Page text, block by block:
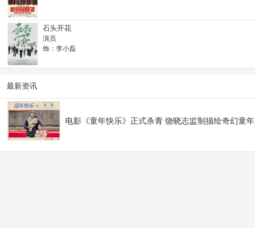
石头开花
演员
饰：李小磊
最新资讯
电影《童年快乐》正式杀青 饶晓志监制描绘奇幻童年